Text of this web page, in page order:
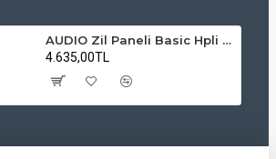
AUDIO Zil Paneli Basic Hpli Çift Buton 18'li Sesli Apartman Diafon Kapı Paneli
4.635,00TL